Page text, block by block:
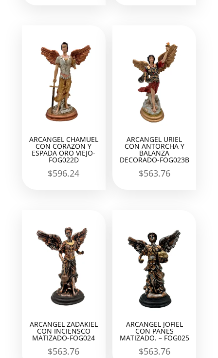
ARCANGEL CHAMUEL
CON CORAZON Y
ESPADA ORO VIEJO-
FOG022D
$596.24
ARCANGEL URIEL
CON ANTORCHA Y
BALANZA
DECORADO-FOG023B
$563.76
ARCANGEL ZADAKIEL
CON INCIENSCO
MATIZADO-FOG024
$563.76
ARCANGEL JOFIEL
CON PANES
MATIZADO. – FOG025
$563.76